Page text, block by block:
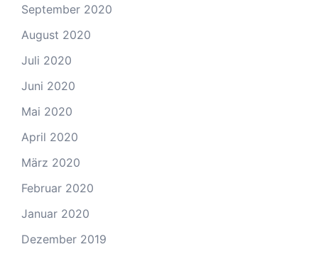
September 2020
August 2020
Juli 2020
Juni 2020
Mai 2020
April 2020
März 2020
Februar 2020
Januar 2020
Dezember 2019